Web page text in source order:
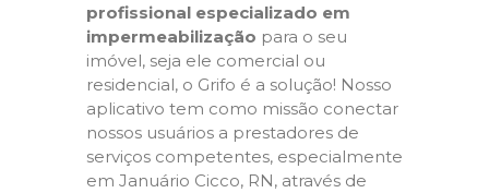
profissional especializado em
impermeabilização para o seu
imóvel, seja ele comercial ou
residencial, o Grifo é a solução! Nosso
aplicativo tem como missão conectar
nossos usuários a prestadores de
serviços competentes, especialmente
em Januário Cicco, RN, através de